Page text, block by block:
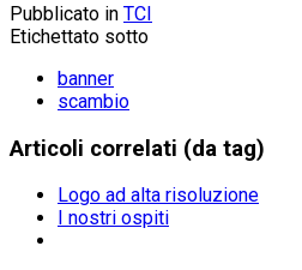
Pubblicato in TCI
Etichettato sotto
banner
scambio
Articoli correlati (da tag)
Logo ad alta risoluzione
I nostri ospiti